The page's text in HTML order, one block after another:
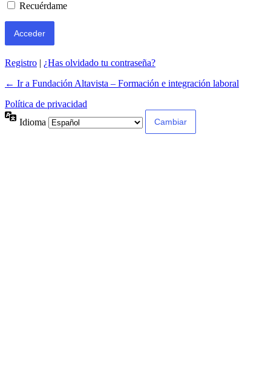
Recuérdame
Registro | ¿Has olvidado tu contraseña?
← Ir a Fundación Altavista – Formación e integración laboral
Política de privacidad
Idioma